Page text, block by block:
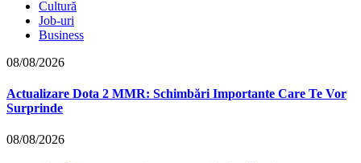
Cultură
Job-uri
Business
08/08/2026
Actualizare Dota 2 MMR: Schimbări Importante Care Te Vor
Surprinde
08/08/2026